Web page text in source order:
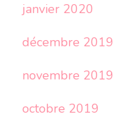
janvier 2020
décembre 2019
novembre 2019
octobre 2019